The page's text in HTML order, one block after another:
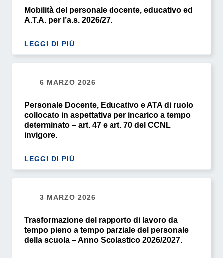
Mobilità del personale docente, educativo ed
A.T.A. per l’a.s. 2026/27.
LEGGI DI PIÙ
6 MARZO 2026
Personale Docente, Educativo e ATA di ruolo
collocato in aspettativa per incarico a tempo
determinato – art. 47 e art. 70 del CCNL
invigore.
LEGGI DI PIÙ
3 MARZO 2026
Trasformazione del rapporto di lavoro da
tempo pieno a tempo parziale del personale
della scuola – Anno Scolastico 2026/2027.